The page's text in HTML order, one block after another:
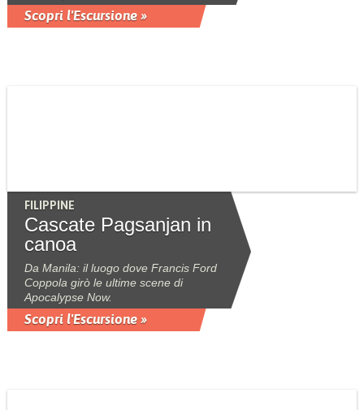
Scopri l'Escursione »
FILIPPINE
Cascate Pagsanjan in
canoa
Da Manila: il luogo dove Francis Ford
Coppola girò le ultime scene di
Apocalypse Now.
Scopri l'Escursione »